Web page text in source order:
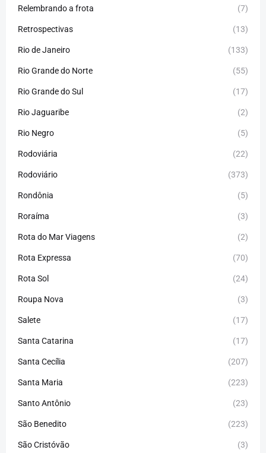
Relembrando a frota (7)
Retrospectivas (13)
Rio de Janeiro (133)
Rio Grande do Norte (55)
Rio Grande do Sul (17)
Rio Jaguaribe (2)
Rio Negro (5)
Rodoviária (22)
Rodoviário (373)
Rondônia (5)
Roraíma (3)
Rota do Mar Viagens (2)
Rota Expressa (70)
Rota Sol (24)
Roupa Nova (3)
Salete (17)
Santa Catarina (17)
Santa Cecília (207)
Santa Maria (223)
Santo Antônio (23)
São Benedito (223)
São Cristóvão (3)